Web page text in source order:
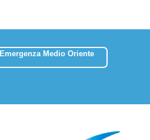
Emergenza Medio Oriente